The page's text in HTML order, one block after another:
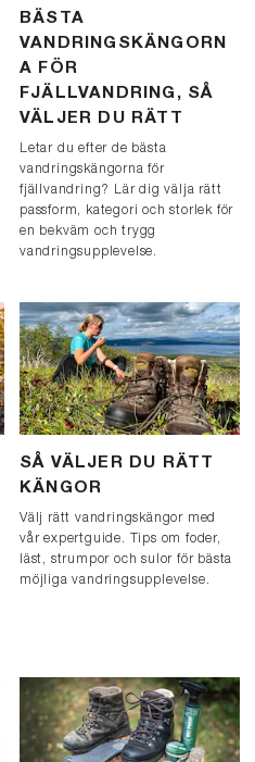
BÄSTA
VANDRINGSKÄNGORN
A FÖR
FJÄLLVANDRING, SÅ
VÄLJER DU RÄTT
Letar du efter de bästa
vandringskängorna för
fjällvandring? Lär dig välja rätt
passform, kategori och storlek för
en bekväm och trygg
vandringsupplevelse.
SÅ VÄLJER DU RÄTT
KÄNGOR
Välj rätt vandringskängor med
vår expertguide. Tips om foder,
läst, strumpor och sulor för bästa
möjliga vandringsupplevelse.